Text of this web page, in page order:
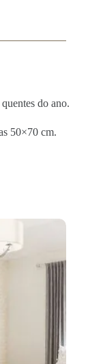
do ano.
50×70 cm.